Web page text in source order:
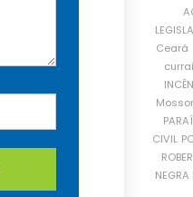
Ceará
CIVIL
NEGRA